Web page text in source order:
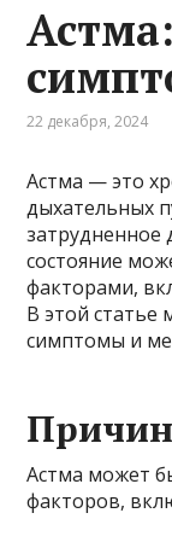
22 декабря, 2024
Астма — это
дыхательных
затрудненное
состояние
факторами,
В этой
симптомы и
Астма может
факторов,